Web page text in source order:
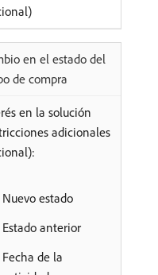
en el estado del
de compra
en la solución
adicionales
Nuevo estado
Estado anterior
Fecha de la